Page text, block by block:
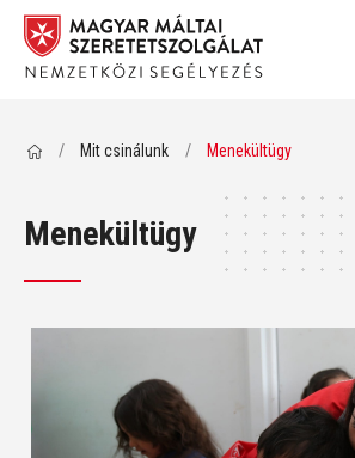
/ Mit csinálunk / Menekültügy
Menekültügy